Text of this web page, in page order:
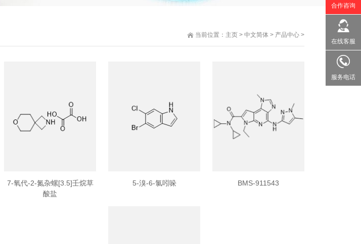
当前位置： 主页 > 中文简体 > 产品中心 >
7-氧代-2-氮杂螺[3.5]壬烷草
酸盐
5-溴-6-氯吲哚 BMS-911543
合作咨询
在线客服
服务电话